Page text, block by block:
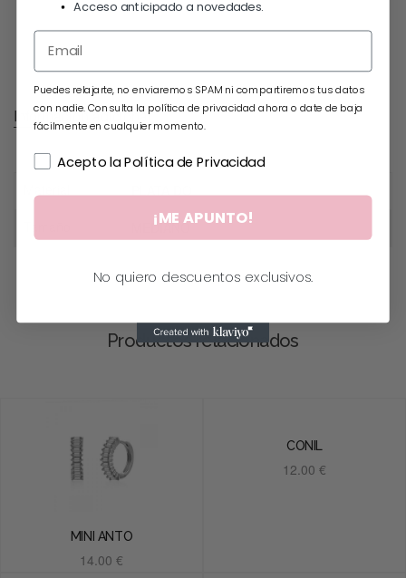
Información adicional
PLATA DO
MEDIANO
Productos relacionados
MINI ANTO
14.00 €
CONIL
12.00 €
Acceso anticipado a novedades.
Puedes relajarte, no enviaremos SPAM ni compartiremos tus datos
con nadie. Consulta la política de privacidad ahora o date de baja
fácilmente en cualquier momento.
Acepto la Política de Privacidad
¡ME APUNTO!
No quiero descuentos exclusivos.